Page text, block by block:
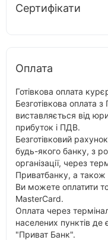
Сертифікати
Оплата
Готівкова оплата
Безготівкова оплата
виставляється від
прибуток і ПДВ.
Безготівковий
будь-якого банку, з
організації, через
Приватбанку, а також
Ви можете оплатити
MasterCard.
Оплата через
населених пунктів де
"Приват Банк".